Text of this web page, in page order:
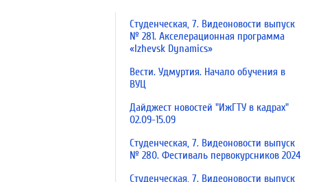
Студенческая, 7. Видеоновости выпуск
№ 281. Акселерационная программа
«Izhevsk Dynamics»
Вести. Удмуртия. Начало обучения в
ВУЦ
Дайджест новостей "ИжГТУ в кадрах"
02.09-15.09
Студенческая, 7. Видеоновости выпуск
№ 280. Фестиваль первокурсников 2024
Студенческая, 7. Видеоновости выпуск